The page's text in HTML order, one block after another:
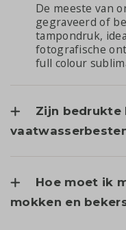
De meeste van
gegraveerd of
tampondruk,
fotografische
full colour
Zijn bedrukte
Hoe moet ik
mokken en